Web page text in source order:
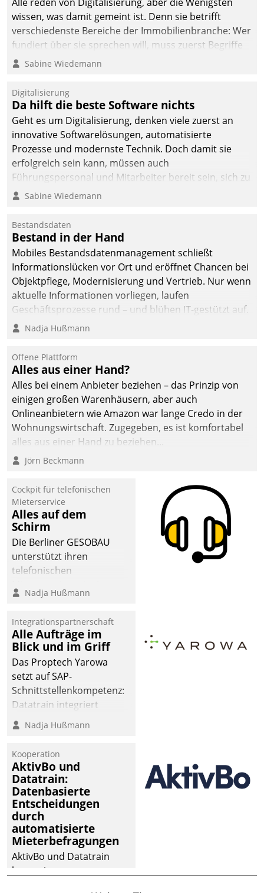
man auf
Cloudtechnologie,
bewährte und Startup-
agile Projektmethoden.
wissen, was damit gemeint ist. Denn sie betrifft
verschiedenste Bereiche der Immobilienbranche: Wer
fundiert über sie sprechen will, muss zuerst Begriffe
klären. Ein Aspekt ist die betriebliche Optimierung:
Einsparungen durch optimierte und automatisierte
Prozesse. Doch man darf nicht zu viel erwarten: Allein
mit der Einführung einer neuen Software ist es nicht
getan. Die Digitalisierung erfordert von Unternehmen
die Bereitschaft, sich zu überprüfen, zu hinterfragen
und zu verändern.
Sabine Wiedemann
Digitalisierung
Da hilft die beste Software nichts
Geht es um Digitalisierung, denken viele zuerst an
innovative Softwarelösungen, automatisierte
Prozesse und modernste Technik. Doch damit sie
erfolgreich sein kann, müssen auch
Führungspersonal und Mitarbeiter bereit sein, sich zu
verändern und anzupassen, sonst werden sie an ihr
Sabine Wiedemann
Bestandsdaten
Bestand in der Hand
Mobiles Bestandsdatenmanagement schließt
Informationslücken vor Ort und eröffnet Chancen bei
Objektpflege, Modernisierung und Vertrieb. Nur wenn
aktuelle Informationen vorliegen, laufen
Geschäftsprozesse rund – und blühen IT-gestützt auf.
Nadja Hußmann
Offene Plattform
Alles aus einer Hand?
Alles bei einem Anbieter beziehen – das Prinzip von
einigen großen Warenhäusern, aber auch
Onlineanbietern wie Amazon war lange Credo in der
Wohnungswirtschaft. Zugegeben, es ist komfortabel
alles aus einer Hand zu beziehen...
Jörn Beckmann
Cockpit für telefonischen
Mieterservice
Alles auf dem
Schirm
Die Berliner GESOBAU
unterstützt ihren
telefonischen
digitalen Cockpit, das
passende Fragen und
Schlagworte auswirft.
Eine intuitive
Dialogführung ermöglicht
dem externen
Serviceteam, Anrufe von
Mietenden zügiger und
effizienter zu bearbeiten.
Nadja Hußmann
Integrationspartnerschaft
Alle Aufträge im
Blick und im Griff
Das Proptech Yarowa
setzt auf SAP-
Schnittstellenkompetenz:
Datatrain integriert
Yarowas Portal zur
Vergabe und Verwaltung
operativen
Instandhaltung in die
SAP-Systemlandschaft
deutscher
Wohnungsunternehmen
– und beschleunigt damit
den Weg vom
Mieteranliegen zum
Dienstleisterauftrag.
Nadja Hußmann
Kooperation
AktivBo und
Datatrain:
Datenbasierte
Entscheidungen
durch
automatisierte
Mieterbefragungen
AktivBo und Datatrain
kooperieren –